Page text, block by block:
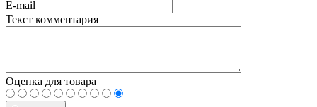
E-mail
Текст комментария
Оценка для товара